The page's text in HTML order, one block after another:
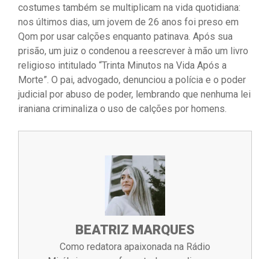
costumes também se multiplicam na vida quotidiana:
nos últimos dias, um jovem de 26 anos foi preso em
Qom por usar calções enquanto patinava. Após sua
prisão, um juiz o condenou a reescrever à mão um livro
religioso intitulado “Trinta Minutos na Vida Após a
Morte”. O pai, advogado, denunciou a polícia e o poder
judicial por abuso de poder, lembrando que nenhuma lei
iraniana criminaliza o uso de calções por homens.
BEATRIZ MARQUES
Como redatora apaixonada na Rádio